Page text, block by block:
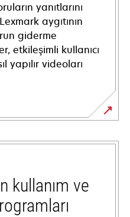
yanıtlarını
aygıtının
giderme
etkileşimli kullanıcı
yapılır videoları
kullanım ve